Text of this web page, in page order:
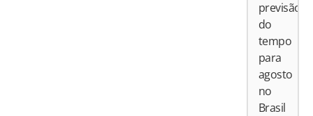
previsão
do
tempo
para
agosto
no
Brasil